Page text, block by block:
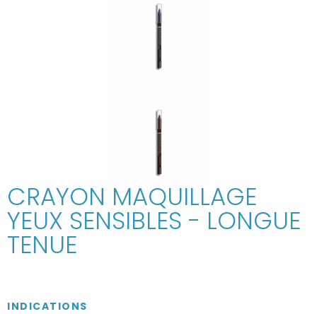
CRAYON MAQUILLAGE
YEUX SENSIBLES - LONGUE
TENUE
INDICATIONS